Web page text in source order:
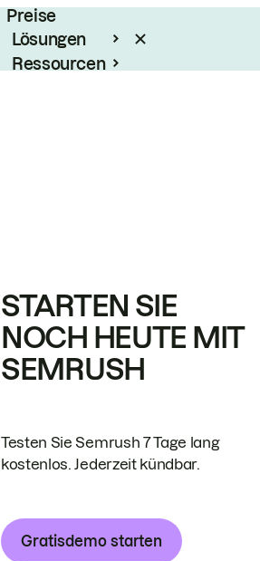
Preise
Lösungen
Ressourcen
STARTEN SIE
NOCH HEUTE MIT
SEMRUSH
Testen Sie Semrush 7 Tage lang
kostenlos. Jederzeit kündbar.
Gratisdemo starten